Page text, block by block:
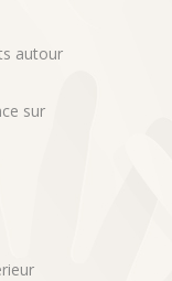
autour
sur